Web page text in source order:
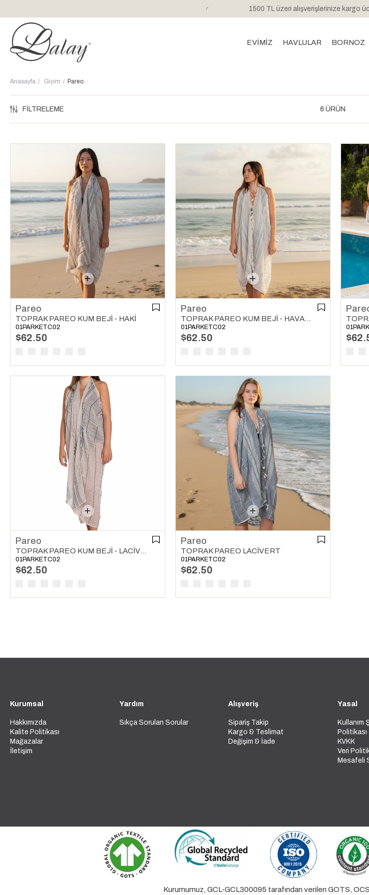
1500 TL üzeri alışverişlerinize kargo
EVİMİZ HAVLULAR BORNOZ
Anasayfa Giyim Pareo
FILTRELEME 6 ÜRÜN
Pareo
TOPRAK PAREO KUM BEJI - HAKI
01PARKETC02
$62.50
Pareo
01PARKETC02
$62.50
Pareo
01PARKETC02
$62.50
Pareo
TOPRAK PAREO LACIVERT
01PARKETC02
$62.50
Kurumsal
Hakkımızda
Kalite Politikası
Mağazalar
İletişim
Yardım
Sıkça Sorulan Sorular
Alışveriş
Sipariş Takip
Kargo & Teslimat
Değişim & İade
Yasal
Kullanım
Politikası
KVKK
Veri
Mesafeli
Kurumumuz, GCL-GCL300095 tarafından verilen GOTS,